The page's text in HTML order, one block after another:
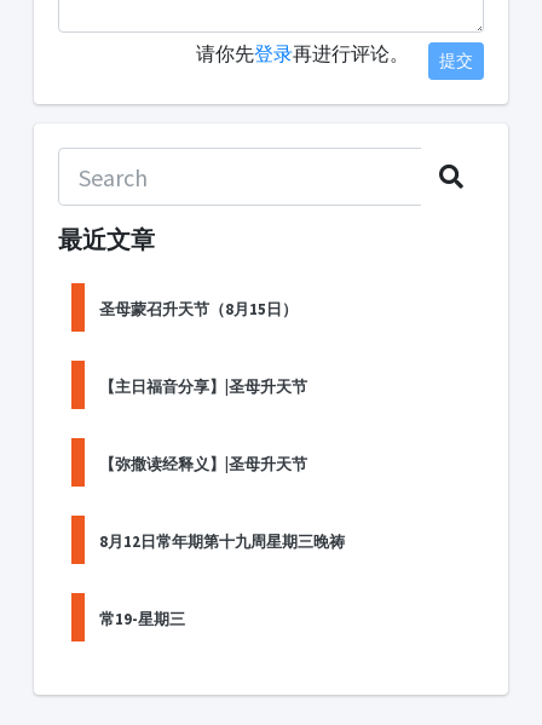
请你先登录再进行评论。 提交
最近文章
圣母蒙召升天节（8月15日）
【主日福音分享】|圣母升天节
【弥撒读经释义】|圣母升天节
8月12日常年期第十九周星期三晚祷
常19-星期三